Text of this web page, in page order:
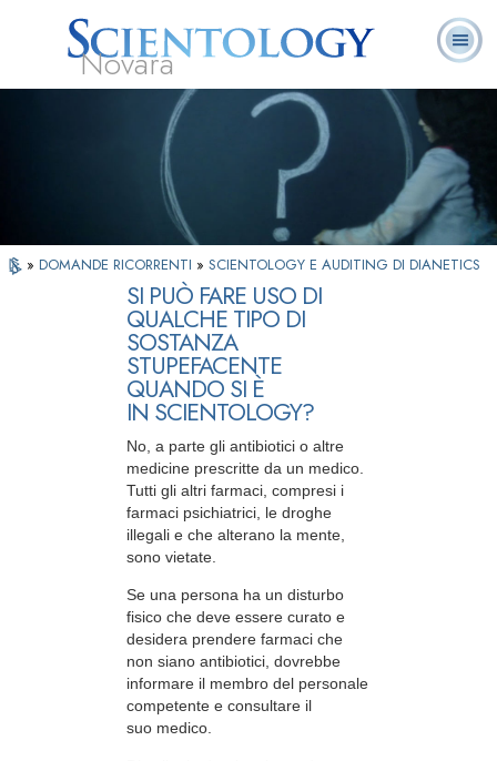
Novara
Che cos’è
Scientology?
Ministri
Volontari
Domande
ricorrenti
» DOMANDE RICORRENTI » SCIENTOLOGY E AUDITING DI DIANETICS
SI PUÒ FARE USO DI
QUALCHE TIPO DI
SOSTANZA
STUPEFACENTE
QUANDO SI È
IN SCIENTOLOGY?
No, a parte gli antibiotici o altre
medicine prescritte da un medico.
Tutti gli altri farmaci, compresi i
farmaci psichiatrici, le droghe
illegali e che alterano la mente,
sono vietate.
Se una persona ha un disturbo
fisico che deve essere curato e
desidera prendere farmaci che
non siano antibiotici, dovrebbe
informare il membro del personale
competente e consultare il
suo medico.